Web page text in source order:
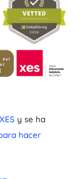
y se ha
hacer